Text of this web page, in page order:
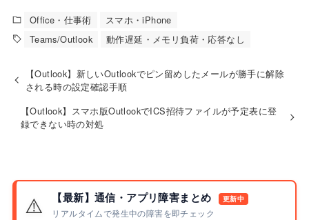
Office・仕事術
スマホ・iPhone
Teams/Outlook
動作遅延・メモリ負荷・応答なし
【Outlook】新しいOutlookでピン留めしたメールが勝手に解除
される時の設定確認手順
【Outlook】スマホ版OutlookでICS招待ファイルが予定表に登
録できない時の対処
⚠️ 【最新】通信・アプリ障害まとめ 更新中
リアルタイムで発生中の障害を即チェック